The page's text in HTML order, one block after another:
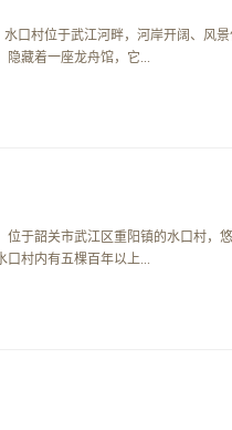
口村位于武江河畔，河岸开阔、风
隐藏着一座龙舟馆，它...
于韶关市武江区重阳镇的水口村，
口村内有五棵百年以上...